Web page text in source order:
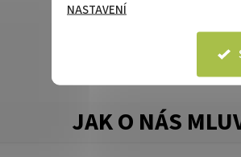
NASTAVENÍ